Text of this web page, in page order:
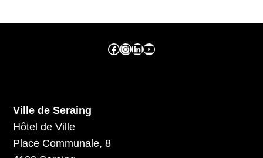
Facebook ville de seraing Instragram ville de seraing linkedin – ville de seraing YouTube
Ville de Seraing
Hôtel de Ville
Place Communale, 8